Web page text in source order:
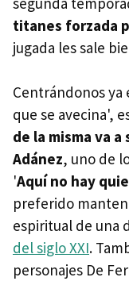
titanes forzada
jugada les sale
Centrándonos ya
que se avecina',
de la misma va
Adánez, uno de
'Aquí no hay
preferido
espiritual de una
del siglo XXI.
personajes De